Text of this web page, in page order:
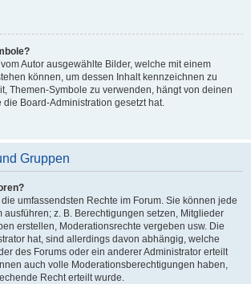
Autor ausgewählte Bilder, welche mit einem
können, um dessen Inhalt kennzeichnen zu
Themen-Symbole zu verwenden, hängt von deinen
die Board-Administration gesetzt hat.
Gruppen
umfassendsten Rechte im Forum. Sie können jede
ausführen; z. B. Berechtigungen setzen, Mitglieder
erstellen, Moderationsrechte vergeben usw. Die
hat, sind allerdings davon abhängig, welche
des Forums oder ein anderer Administrator erteilt
auch volle Moderationsberechtigungen haben,
Recht erteilt wurde.